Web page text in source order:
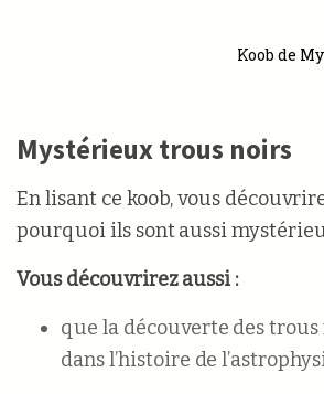
Koob de
Mystérieux trous noirs
En lisant ce koob, vous
pourquoi ils sont aussi
Vous découvrirez aussi :
que la découverte des
dans l’histoire de